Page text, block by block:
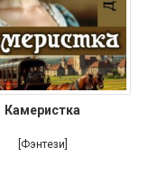
Камеристка
[Фэнтези]